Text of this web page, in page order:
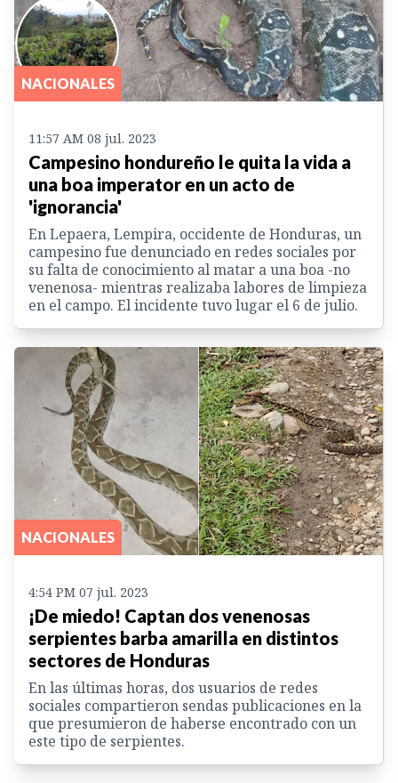
NACIONALES
11:57 AM 08 jul. 2023
Campesino hondureño le quita la vida a
una boa imperator en un acto de
'ignorancia'
En Lepaera, Lempira, occidente de Honduras, un
campesino fue denunciado en redes sociales por
su falta de conocimiento al matar a una boa -no
venenosa- mientras realizaba labores de limpieza
en el campo. El incidente tuvo lugar el 6 de julio.
NACIONALES
4:54 PM 07 jul. 2023
¡De miedo! Captan dos venenosas
serpientes barba amarilla en distintos
sectores de Honduras
En las últimas horas, dos usuarios de redes
sociales compartieron sendas publicaciones en la
que presumieron de haberse encontrado con un
este tipo de serpientes.